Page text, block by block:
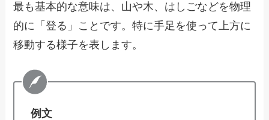
最も基本的な意味は、山や木、はしごなどを物理
的に「登る」ことです。特に手足を使って上方に
移動する様子を表します。
例文